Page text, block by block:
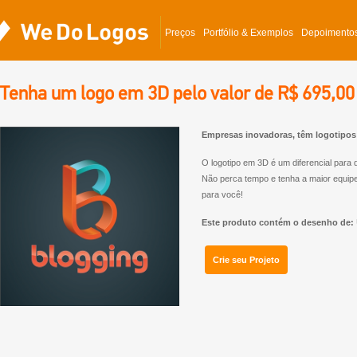
Preços Portfólio & Exemplos
Tenha um logo em 3D pelo valor de R$ 695,00
Empresas inovadoras, têm
O logotipo em 3D é um diferencial para
Não perca tempo e tenha a maior
para você!
Este produto contém o desenho de:
Crie seu Projeto